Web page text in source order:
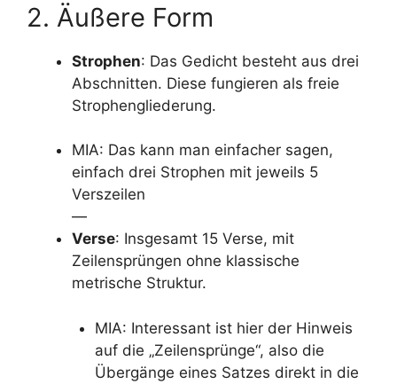
2. Äußere Form
Strophen: Das Gedicht besteht aus drei
Abschnitten. Diese fungieren als freie
Strophengliederung.
MIA: Das kann man einfacher sagen,
einfach drei Strophen mit jeweils 5
Verszeilen
—
Verse: Insgesamt 15 Verse, mit
Zeilensprüngen ohne klassische
metrische Struktur.
MIA: Interessant ist hier der Hinweis
auf die „Zeilensprünge“, also die
Übergänge eines Satzes direkt in die